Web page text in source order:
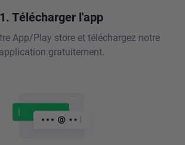
1. Télécharger l'app
App/Play store et téléchargez notre
application gratuitement.